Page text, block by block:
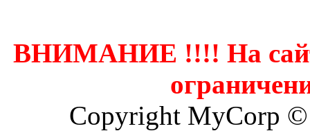
ВНИМАНИЕ !!!! На
Copyright MyCorp